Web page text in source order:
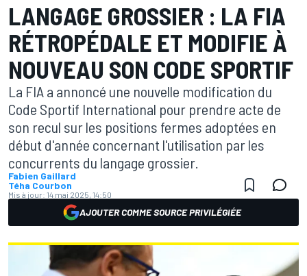
LANGAGE GROSSIER : LA FIA
RÉTROPÉDALE ET MODIFIE À
NOUVEAU SON CODE SPORTIF
La FIA a annoncé une nouvelle modification du
Code Sportif International pour prendre acte de
son recul sur les positions fermes adoptées en
début d'année concernant l'utilisation par les
concurrents du langage grossier.
Fabien Gaillard
Téha Courbon
Mis à jour: 14 mai 2025, 14:50
AJOUTER COMME SOURCE PRIVILÉGIÉE